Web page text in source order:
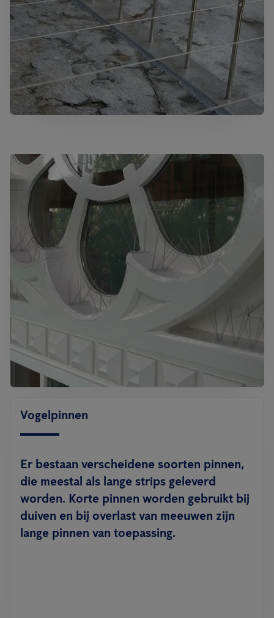
Vogelpinnen
Er bestaan verscheidene soorten pinnen,
die meestal als lange strips geleverd
worden. Korte pinnen worden gebruikt bij
duiven en bij overlast van meeuwen zijn
lange pinnen van toepassing.